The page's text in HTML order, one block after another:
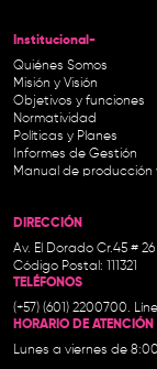
Institucional-
Quiénes Somos
Misión y Visión
Objetivos y funciones
Normatividad
Políticas y Planes
Informes de Gestión
Manual de producción
DIRECCIÓN
Av. El Dorado Cr.45 #
Código Postal: 111321
TELÉFONOS
(+57) (601) 2200700.
HORARIO DE ATENCIÓN
Lunes a viernes de